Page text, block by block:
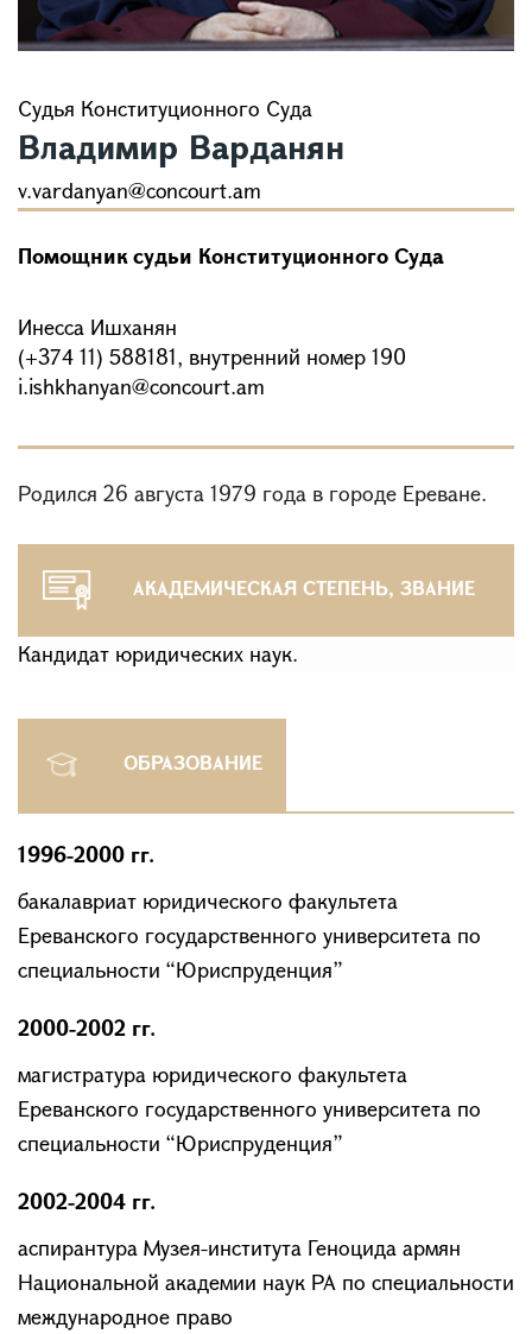
Судья Конституционного Суда
Владимир Варданян
v.vardanyan@concourt.am
Помощник судьи Конституционного Суда
Инесса Ишханян
(+374 11) 588181, внутренний номер 190
i.ishkhanyan@concourt.am
Родился 26 августа 1979 года в городе Ереване.
АКАДЕМИЧЕСКАЯ СТЕПЕНЬ, ЗВАНИЕ
Кандидат юридических наук.
ОБРАЗОВАНИЕ
1996-2000 гг.
бакалавриат юридического факультета
Ереванского государственного университета по
специальности “Юриспруденция”
2000-2002 гг.
магистратура юридического факультета
Ереванского государственного университета по
специальности “Юриспруденция”
2002-2004 гг.
аспирантура Mузея-института Геноцида армян
Национальной академии наук РА по специальности
международное право